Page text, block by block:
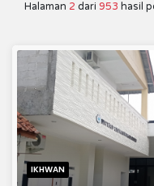
Halaman 2 dari 953 hasil
IKHWAN